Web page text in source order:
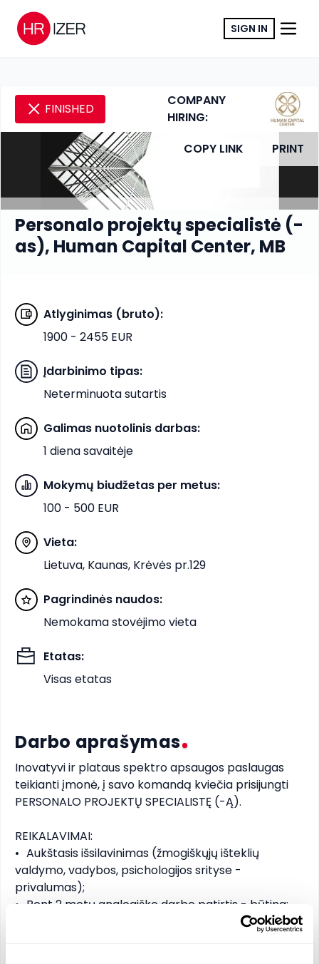
SIGN IN
FINISHED
COMPANY
HIRING:
COPY LINK
PRINT
Personalo projektų specialistė (-
as), Human Capital Center, MB
Atlyginimas (bruto):
1900 - 2455 EUR
Įdarbinimo tipas:
Neterminuota sutartis
Galimas nuotolinis darbas:
1 diena savaitėje
Mokymų biudžetas per metus:
100 - 500 EUR
Vieta:
Lietuva, Kaunas, Krėvės pr.129
Pagrindinės naudos:
Nemokama stovėjimo vieta
Etatas:
Visas etatas
Darbo aprašymas
Inovatyvi ir plataus spektro apsaugos paslaugas
teikianti įmonė, į savo komandą kviečia prisijungti
PERSONALO PROJEKTŲ SPECIALISTĘ (-Ą).
REIKALAVIMAI:
•	Aukštasis išsilavinimas (žmogiškųjų išteklių
valdymo, vadybos, psichologijos srityse -
privalumas);
•	Bent 2 metų analogiško darbo patirtis - būtina;